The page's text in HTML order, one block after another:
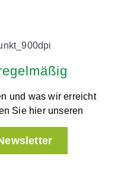
und was wir erreicht
Sie hier unseren